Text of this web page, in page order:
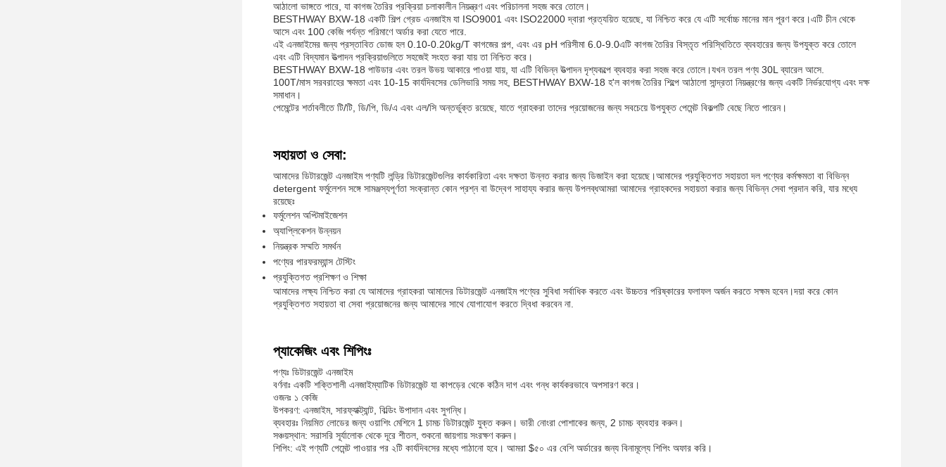
আঠালো ভাঙ্গতে পারে, যা কাগজ তৈরির প্রক্রিয়া চলাকালীন নিয়ন্ত্রণ এবং পরিচালনা সহজ করে তোলে।
BESTHWAY BXW-18 একটি শিল্প গ্রেড এনজাইম যা ISO9001 এবং ISO22000 দ্বারা প্রত্যয়িত হয়েছে, যা নিশ্চিত করে যে এটি সর্বোচ্চ মানের মান পূরণ করে।এটি চীন থেকে
আসে এবং 100 কেজি পর্যন্ত পরিমাণে অর্ডার করা যেতে পারে.
এই এনজাইমের জন্য প্রস্তাবিত ডোজ হল 0.10-0.20kg/T কাগজের পল্প, এবং এর pH পরিসীমা 6.0-9.0এটি কাগজ তৈরির বিস্তৃত পরিস্থিতিতে ব্যবহারের জন্য উপযুক্ত করে তোলে
এবং এটি বিদ্যমান উত্পাদন প্রক্রিয়াগুলিতে সহজেই সংহত করা যায় তা নিশ্চিত করে।
BESTHWAY BXW-18 পাউডার এবং তরল উভয় আকারে পাওয়া যায়, যা এটি বিভিন্ন উত্পাদন দৃশ্যকল্পে ব্যবহার করা সহজ করে তোলে।যখন তরল পণ্য 30L ব্যারেল আসে.
100T/মাস সরবরাহের ক্ষমতা এবং 10-15 কার্যদিবসের ডেলিভারি সময় সহ, BESTHWAY BXW-18 হ'ল কাগজ তৈরির শিল্পে আঠালো সান্দ্রতা নিয়ন্ত্রণের জন্য একটি নির্ভরযোগ্য এবং দক্ষ
সমাধান।
পেমেন্টের শর্তাবলীতে টি/টি, ডি/পি, ডি/এ এবং এল/সি অন্তর্ভুক্ত রয়েছে, যাতে গ্রাহকরা তাদের প্রয়োজনের জন্য সবচেয়ে উপযুক্ত পেমেন্ট বিকল্পটি বেছে নিতে পারেন।
সহায়তা ও সেবা:
আমাদের ডিটারজেন্ট এনজাইম পণ্যটি লন্ড্রি ডিটারজেন্টগুলির কার্যকারিতা এবং দক্ষতা উন্নত করার জন্য ডিজাইন করা হয়েছে।আমাদের প্রযুক্তিগত সহায়তা দল পণ্যের কর্মক্ষমতা বা বিভিন্ন
detergent ফর্মুলেশন সঙ্গে সামঞ্জস্যপূর্ণতা সংক্রান্ত কোন প্রশ্ন বা উদ্বেগ সাহায্য করার জন্য উপলব্ধআমরা আমাদের গ্রাহকদের সহায়তা করার জন্য বিভিন্ন সেবা প্রদান করি, যার মধ্যে
রয়েছেঃ
ফর্মুলেশন অপ্টিমাইজেশন
অ্যাপ্লিকেশন উন্নয়ন
নিয়ন্ত্রক সম্মতি সমর্থন
পণ্যের পারফরম্যান্স টেস্টিং
প্রযুক্তিগত প্রশিক্ষণ ও শিক্ষা
আমাদের লক্ষ্য নিশ্চিত করা যে আমাদের গ্রাহকরা আমাদের ডিটারজেন্ট এনজাইম পণ্যের সুবিধা সর্বাধিক করতে এবং উচ্চতর পরিষ্কারের ফলাফল অর্জন করতে সক্ষম হবেন।দয়া করে কোন
প্রযুক্তিগত সহায়তা বা সেবা প্রয়োজনের জন্য আমাদের সাথে যোগাযোগ করতে দ্বিধা করবেন না.
প্যাকেজিং এবং শিপিংঃ
পণ্যঃ ডিটারজেন্ট এনজাইম
বর্ণনাঃ একটি শক্তিশালী এনজাইম্যাটিক ডিটারজেন্ট যা কাপড়ের থেকে কঠিন দাগ এবং গন্ধ কার্যকরভাবে অপসারণ করে।
ওজনঃ ১ কেজি
উপকরণ: এনজাইম, সারফ্যাক্ট্যান্ট, বিল্ডিং উপাদান এবং সুগন্ধি।
ব্যবহারঃ নিয়মিত লোডের জন্য ওয়াশিং মেশিনে 1 চামচ ডিটারজেন্ট যুক্ত করুন। ভারী নোংরা পোশাকের জন্য, 2 চামচ ব্যবহার করুন।
সঞ্চয়স্থান: সরাসরি সূর্যালোক থেকে দূরে শীতল, শুকনো জায়গায় সংরক্ষণ করুন।
শিপিং: এই পণ্যটি পেমেন্ট পাওয়ার পর ২টি কার্যদিবসের মধ্যে পাঠানো হবে। আমরা $৫০ এর বেশি অর্ডারের জন্য বিনামূল্যে শিপিং অফার করি।